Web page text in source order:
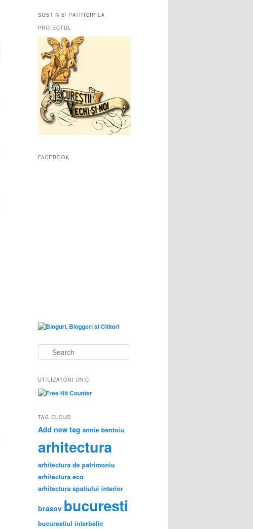
SUSTIN SI PARTICIP LA
PROIECTUL
FACEBOOK
e
r
h
UTILIZATORI UNICI
TAG CLOUD
Add new tag annie bentoiu
arhitectura
arhitectura de patrimoniu
arhitectura eco
arhitectura spatiului interior
brasov bucuresti
bucurestiul interbelic